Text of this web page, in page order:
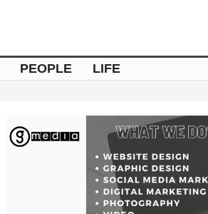
PEOPLE LIFE